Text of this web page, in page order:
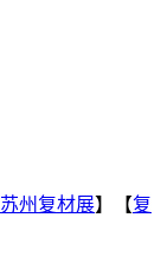
苏州复材展】【复